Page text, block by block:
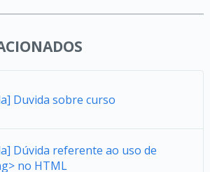
Duvida sobre curso
Dúvida referente ao uso de
no HTML